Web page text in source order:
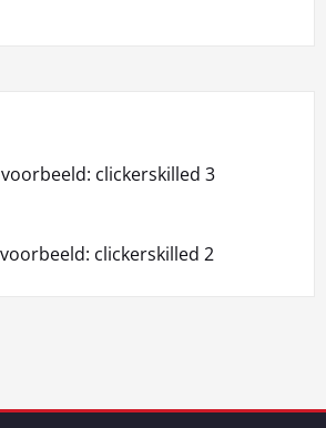
clickerskilled 3
clickerskilled 2